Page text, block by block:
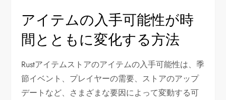
アイテムの入手可能性が時
間とともに変化する方法
Rustアイテムストアのアイテムの入手可能性は、季
節イベント、プレイヤーの需要、ストアのアップ
デートなど、さまざまな要因によって変動する可